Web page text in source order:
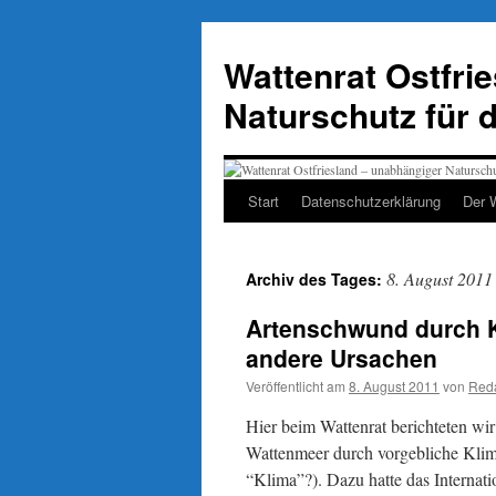
springen
Wattenrat
Naturschutz für
Start Datenschutzerklärung Der
Archiv des Tages: 8. August 2011
Artenschwund durch
andere Ursachen
Veröffentlicht am 8. August 2011 von
Hier beim Wattenrat berichteten
Wattenmeer durch vorgebliche
“Klima”?). Dazu hatte das